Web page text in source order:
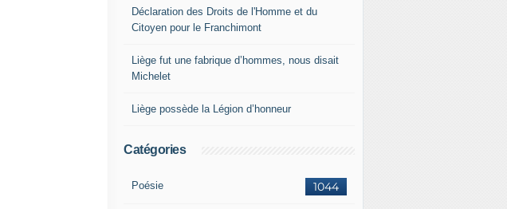
Déclaration des Droits de l'Homme et du
Citoyen pour le Franchimont
Liège fut une fabrique d’hommes, nous disait
Michelet
Liège possède la Légion d’honneur
Catégories
1044
Poésie